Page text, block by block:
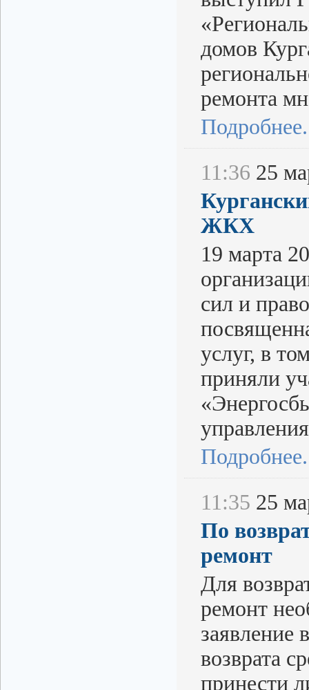
домов
ремонта
11:36 25
ЖКХ
19 марта
сил и
услуг, в
приняли
11:35 25
По
ремонт
Для
ремонт
заявление
возврата
принести